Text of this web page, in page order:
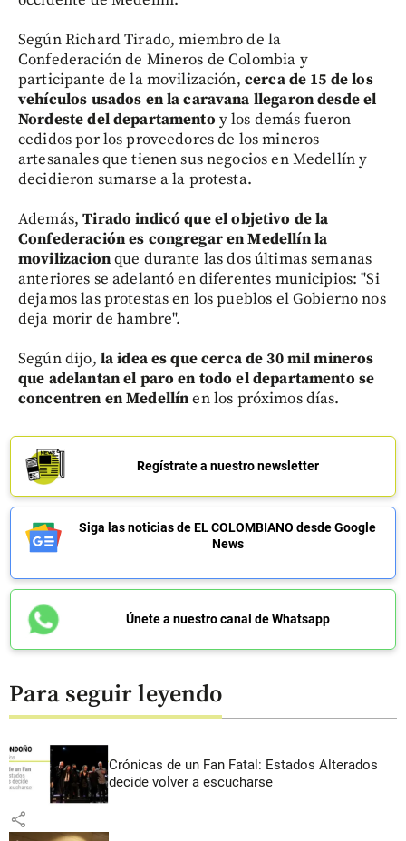
Según Richard Tirado, miembro de la
Confederación de Mineros de Colombia y
participante de la movilización, cerca de 15 de los
vehículos usados en la caravana llegaron desde el
Nordeste del departamento y los demás fueron
cedidos por los proveedores de los mineros
artesanales que tienen sus negocios en Medellín y
decidieron sumarse a la protesta.
Además,Tirado indicó que el objetivo de la
Confederación es congregar en Medellín la
movilizacionque durante las dos últimas semanas
anteriores se adelantó en diferentes municipios: "Si
dejamos las protestas en los pueblos el Gobierno nos
deja morir de hambre".
Según dijo, la idea es que cerca de 30 mil mineros
que adelantan el paro en todo el departamento se
concentren en Medellínen los próximos días.
Regístrate a nuestro newsletter
Siga las noticias de EL COLOMBIANO desde Google
News
Únete a nuestro canal de Whatsapp
Para seguir leyendo
Crónicas de un Fan Fatal: Estados Alterados
decide volver a escucharse
share